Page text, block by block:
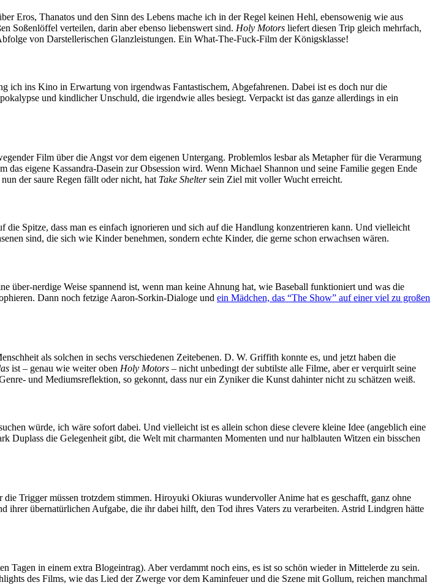
Eros, Thanatos und den Sinn des Lebens mache ich in der Regel keinen Hehl, ebensowenig wie aus
Soßenlöffel verteilen, darin aber ebenso liebenswert sind. Holy Motors liefert diesen Trip gleich mehrfach,
von Darstellerischen Glanzleistungen. Ein What-The-Fuck-Film der Königsklasse!
ich ins Kino in Erwartung von irgendwas Fantastischem, Abgefahrenen. Dabei ist es doch nur die
und kindlicher Unschuld, die irgendwie alles besiegt. Verpackt ist das ganze allerdings in ein
Film über die Angst vor dem eigenen Untergang. Problemlos lesbar als Metapher für die Verarmung
eigene Kassandra-Dasein zur Obsession wird. Wenn Michael Shannon und seine Familie gegen Ende
der saure Regen fällt oder nicht, hat Take Sheltersein Ziel mit voller Wucht erreicht.
Spitze, dass man es einfach ignorieren und sich auf die Handlung konzentrieren kann. Und vielleicht
sind, die sich wie Kinder benehmen, sondern echte Kinder, die gerne schon erwachsen wären.
nerdige Weise spannend ist, wenn man keine Ahnung hat, wie Baseball funktioniert und was die
Dann noch fetzige Aaron-Sorkin-Dialoge und ein Mädchen, das “The Show” auf einer viel zu großen
als solchen in sechs verschiedenen Zeitebenen. D. W. Griffith konnte es, und jetzt haben die
ist – genau wie weiter oben Holy Motors – nicht unbedingt der subtilste alle Filme, aber er verquirlt seine
und Mediumsreflektion, so gekonnt, dass nur ein Zyniker die Kunst dahinter nicht zu schätzen weiß.
würde, ich wäre sofort dabei. Und vielleicht ist es allein schon diese clevere kleine Idee (angeblich eine
die Gelegenheit gibt, die Welt mit charmanten Momenten und nur halblauten Witzen ein bisschen
Trigger müssen trotzdem stimmen. Hiroyuki Okiuras wundervoller Anime hat es geschafft, ganz ohne
übernatürlichen Aufgabe, die ihr dabei hilft, den Tod ihres Vaters zu verarbeiten. Astrid Lindgren hätte
Tagen in einem extra Blogeintrag). Aber verdammt noch eins, es ist so schön wieder in Mittelerde zu sein.
des Films, wie das Lied der Zwerge vor dem Kaminfeuer und die Szene mit Gollum, reichen manchmal